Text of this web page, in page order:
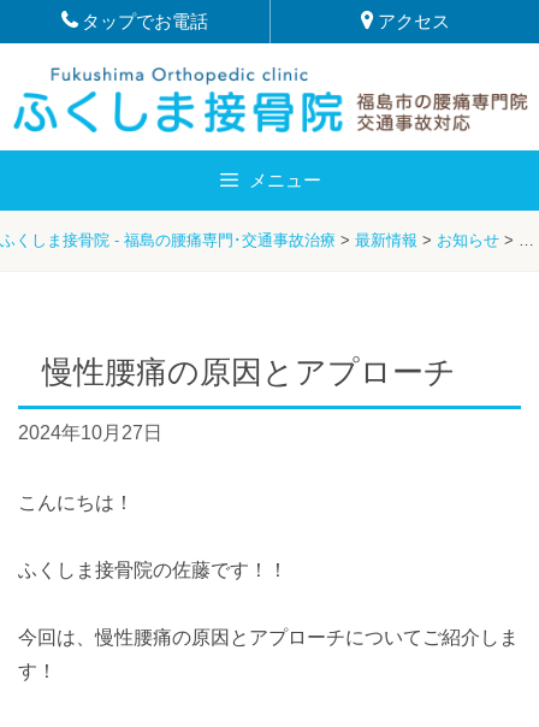
to
content
タップでお電話 アクセス
メニュー
ふくしま接骨院 - 福島の腰痛専門･交通事故治療 > 最新情報 > お知らせ > 慢
慢性腰痛の原因とアプローチ
2024年10月27日
こんにちは！
ふくしま接骨院の佐藤です！！
今回は、慢性腰痛の原因とアプローチについてご紹介しま
す！